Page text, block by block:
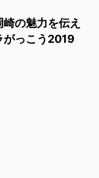
の魅力を伝え
っこう2019